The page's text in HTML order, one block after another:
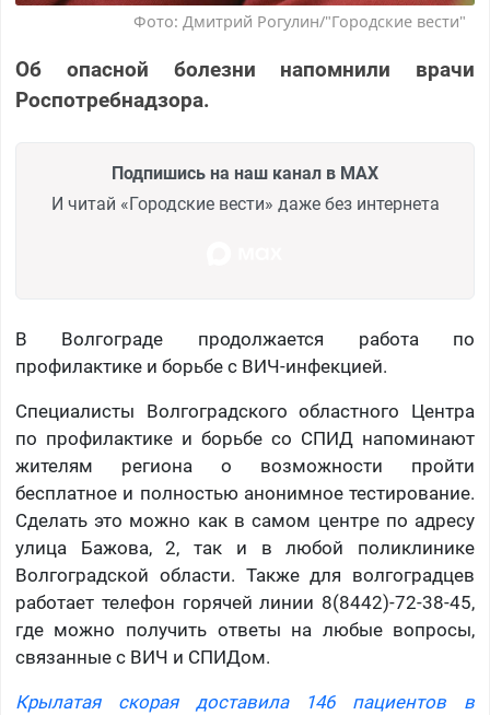
Фото: Дмитрий Рогулин/"Городские вести"
Об опасной болезни напомнили врачи
Роспотребнадзора.
Подпишись на наш канал в MAX
И читай «Городские вести» даже без интернета
В Волгограде продолжается работа по
профилактике и борьбе с ВИЧ-инфекцией.
Специалисты Волгоградского областного Центра
по профилактике и борьбе со СПИД напоминают
жителям региона о возможности пройти
бесплатное и полностью анонимное тестирование.
Сделать это можно как в самом центре по адресу
улица Бажова, 2, так и в любой поликлинике
Волгоградской области. Также для волгоградцев
работает телефон горячей линии 8(8442)-72-38-45,
где можно получить ответы на любые вопросы,
связанные с ВИЧ и СПИДом.
Крылатая скорая доставила 146 пациентов в